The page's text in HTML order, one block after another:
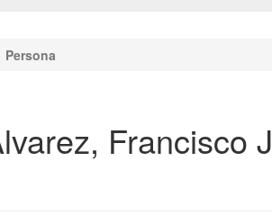
Persona
Francisco